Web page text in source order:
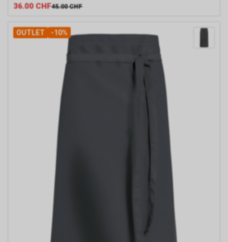
36.00 CHF45.00 CHF
OUTLET -10%